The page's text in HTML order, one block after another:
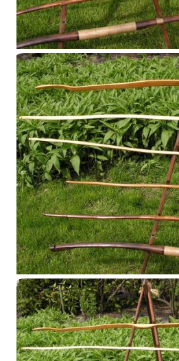
Présentoir 2014
Présentoire 2014